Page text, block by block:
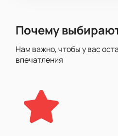
Почему
Нам важно, чтобы у вас
впечатления